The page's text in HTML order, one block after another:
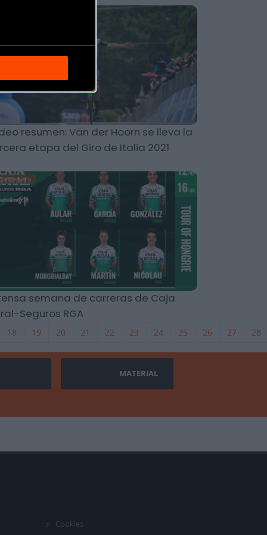
resumen: Van der Hoorn se lleva la
etapa del Giro de Italia 2021
semana de carreras de Caja
Seguros RGA
18 19 20 21 22 23 24 25 26 27 28
MATERIAL
Cookies